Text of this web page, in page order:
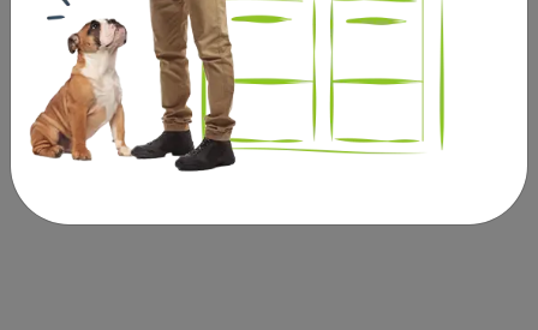
Composants analytiques :
Protéines 11,0 %; teneur en graisse 5,5 %; cendres
brutes 2,0 %; cellulose brute 0,4 %; humidité 78,0 %.
Composants analytiques :
Protéines 11,0 %; teneur en graisse 5,5 %; cendres
brutes 2,0 %; cellulose brute 0,4 %; humidité 78,0 %.